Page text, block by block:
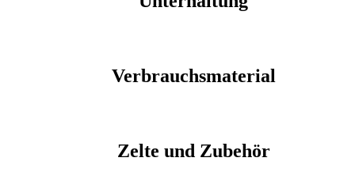
Verbrauchsmaterial
Zelte und Zubehör